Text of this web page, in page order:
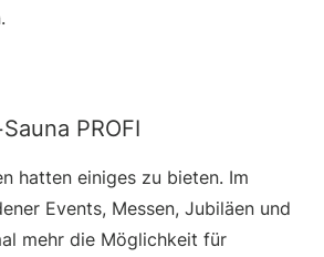
PROFI
hatten einiges zu bieten. Im
Events, Messen, Jubiläen und
mehr die Möglichkeit für